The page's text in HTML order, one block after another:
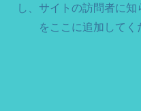
し、サイトの訪問者に知
をここに追加してく